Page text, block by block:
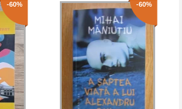
-60% -60%